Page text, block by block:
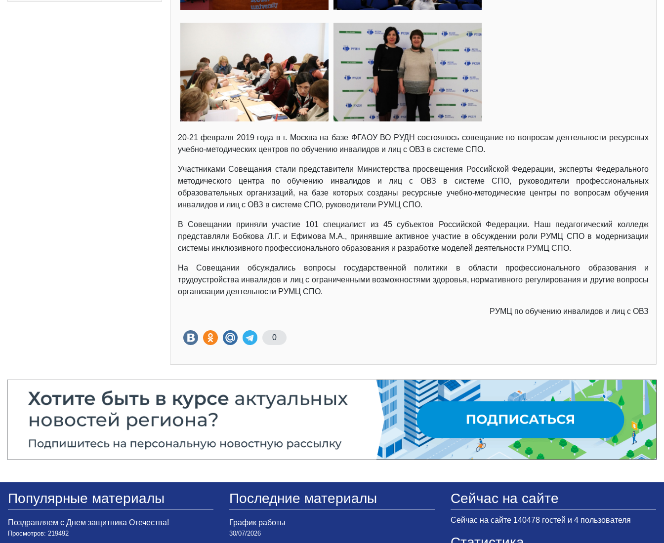
20-21 февраля 2019 года в г. Москва на базе ФГАОУ ВО РУДН состоялось совещание по вопросам деятельности ресурсных
учебно-методических центров по обучению инвалидов и лиц с ОВЗ в системе СПО.
Участниками Совещания стали представители Министерства просвещения Российской Федерации, эксперты Федерального
методического центра по обучению инвалидов и лиц с ОВЗ в системе СПО, руководители профессиональных
образовательных организаций, на базе которых созданы ресурсные учебно-методические центры по вопросам обучения
инвалидов и лиц с ОВЗ в системе СПО, руководители РУМЦ СПО.
В Совещании приняли участие 101 специалист из 45 субъектов Российской Федерации. Наш педагогический колледж
представляли Бобкова Л.Г. и Ефимова М.А., принявшие активное участие в обсуждении роли РУМЦ СПО в модернизации
системы инклюзивного профессионального образования и разработке моделей деятельности РУМЦ СПО.
На Совещании обсуждались вопросы государственной политики в области профессионального образования и
трудоустройства инвалидов и лиц с ограниченными возможностями здоровья, нормативного регулирования и другие вопросы
организации деятельности РУМЦ СПО.
РУМЦ по обучению инвалидов и лиц с ОВЗ
0
Популярные материалы
Поздравляем с Днем защитника Отечества!
Просмотров: 219492
Последние материалы
График работы
30/07/2026
Сейчас на сайте
Сейчас на сайте 140478 гостей и 4 пользователя